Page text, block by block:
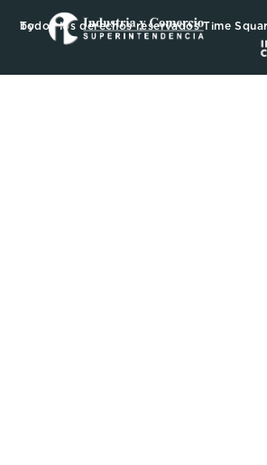
Todos los derechos reservados Time Square 2022 Empowered by